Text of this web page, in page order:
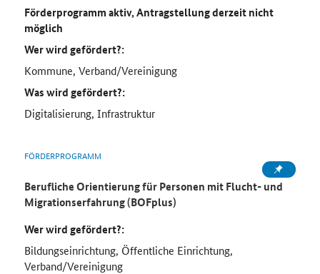
Förderprogramm aktiv, Antragstellung derzeit nicht
möglich
Wer wird gefördert?:
Kommune, Verband/Vereinigung
Was wird gefördert?:
Digitalisierung, Infrastruktur
FÖRDERPROGRAMM
Berufliche Orientierung für Personen mit Flucht- und
Migrationserfahrung (BOFplus)
Wer wird gefördert?:
Bildungseinrichtung, Öffentliche Einrichtung,
Verband/Vereinigung